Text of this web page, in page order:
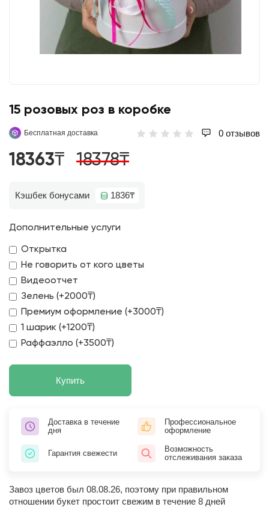
15 розовых роз в коробке
Бесплатная доставка 0 отзывов
18363₸ 18378₸
Кэшбек бонусами 1836₸
Дополнительные услуги
Открытка
Не говорить от кого цветы
Видеоотчет
Зелень (+2000₸)
Премиум оформление (+3000₸)
1 шарик (+1200₸)
Раффаэлло (+3500₸)
Купить
Доставка в течение
дня
Профессиональное
оформление
Гарантия свежести
Возможность
отслеживания заказа
Завоз цветов был 08.08.26, поэтому при правильном
отношении букет простоит свежим в течение 8 дней